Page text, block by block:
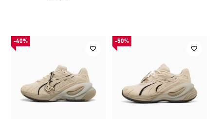
-40% -50%